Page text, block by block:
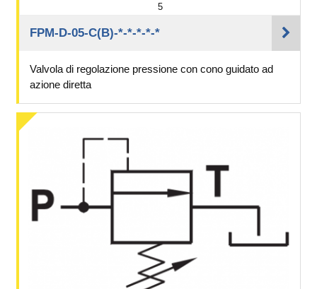
5
FPM-D-05-C(B)-*-*-*-*-*
Valvola di regolazione pressione con cono guidato ad
azione diretta